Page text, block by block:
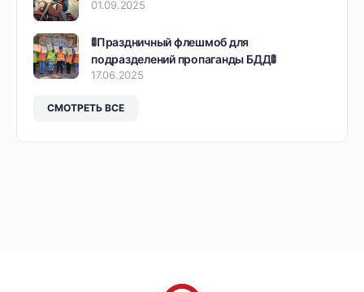
01.09.2025
🚦Праздничный флешмоб для
подразделений пропаганды БДД🚦
17.06.2025
СМОТРЕТЬ ВСЕ